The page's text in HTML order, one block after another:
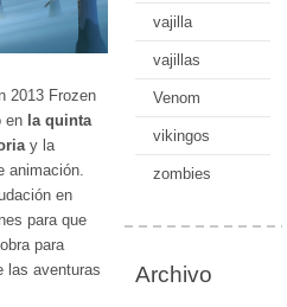
2013 Frozen
en la quinta
y la
animación.
en
para que
para
las aventuras
vajilla
vajillas
Venom
vikingos
zombies
Archivo